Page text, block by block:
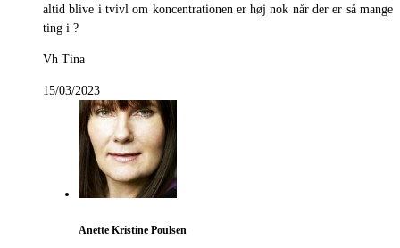
altid blive i tvivl om koncentrationen er høj nok når der er så mange
ting i ?
Vh Tina
15/03/2023
Anette Kristine Poulsen